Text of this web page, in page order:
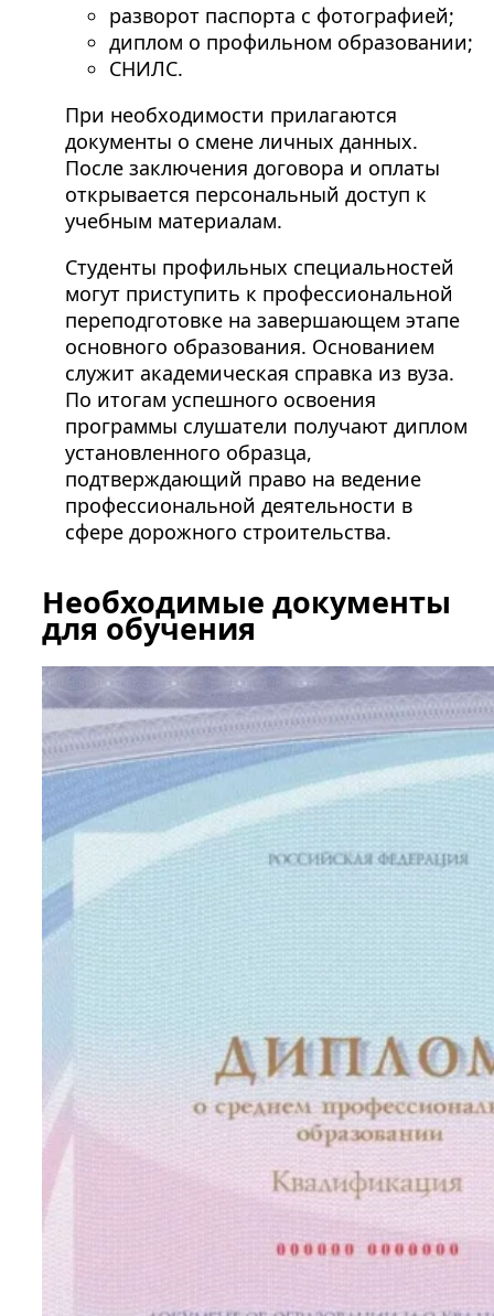
разворот паспорта с фотографией;
диплом о профильном образовании;
СНИЛС.
При необходимости прилагаются
документы о смене личных данных.
После заключения договора и оплаты
открывается персональный доступ к
учебным материалам.
Студенты профильных специальностей
могут приступить к профессиональной
переподготовке на завершающем этапе
основного образования. Основанием
служит академическая справка из вуза.
По итогам успешного освоения
программы слушатели получают диплом
установленного образца,
подтверждающий право на ведение
профессиональной деятельности в
сфере дорожного строительства.
Необходимые документы
для обучения